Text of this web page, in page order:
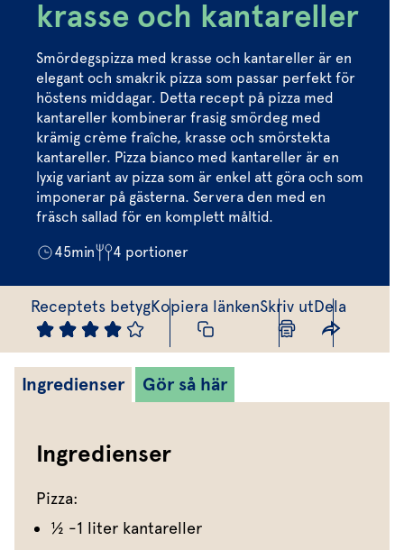
Dressing
Örtolja
Marinad
Örtsalt & rub
Timjan
Citronmeliss
Allt om sallat
Vårt sortiment
Våra färska örter
Vår sallat & gröna blad
För restaurang &
Dressingen gör salladen
krasse och kantareller
Smördegspizza med krasse och kantareller är en
elegant och smakrik pizza som passar perfekt för
höstens middagar. Detta recept på pizza med
kantareller kombinerar frasig smördeg med
krämig crème fraîche, krasse och smörstekta
kantareller. Pizza bianco med kantareller är en
lyxig variant av pizza som är enkel att göra och som
imponerar på gästerna. Servera den med en
fräsch sallad för en komplett måltid.
45min 4 portioner
Receptets betygKopiera länkenSkriv utDela
Ingredienser Gör så här
Ingredienser
Pizza:
1⁄2 -1 liter kantareller